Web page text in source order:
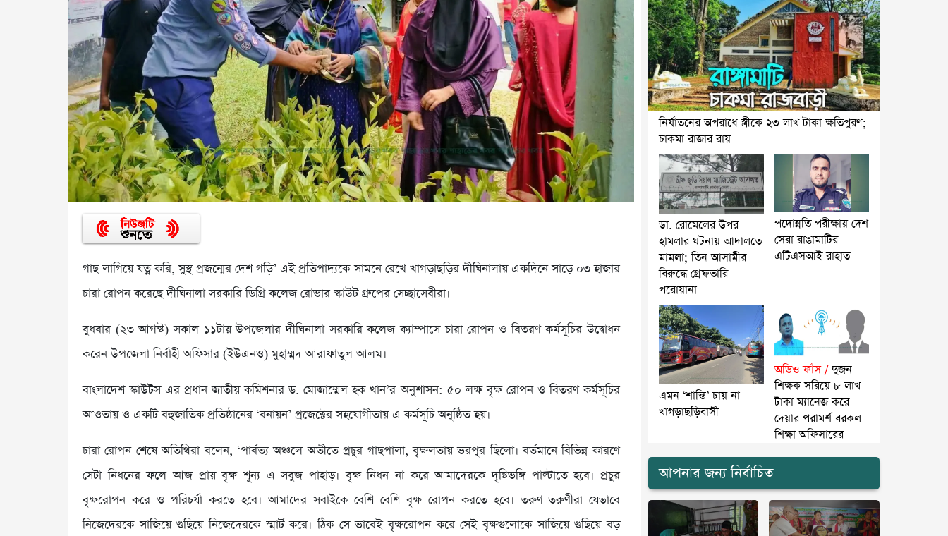
গাছ লাগিয়ে যত্ন করি, সুস্থ প্রজন্মের দেশ গড়ি’ এই প্রতিপাদ্যকে সামনে রেখে খাগড়াছড়ির দীঘিনালায় একদিনে সাড়ে ০৩ হাজার
চারা রোপন করেছে দীঘিনালা সরকারি ডিগ্রি কলেজ রোভার স্কাউট গ্রুপের সেচ্ছাসেবীরা।
বুধবার (২৩ আগস্ট) সকাল ১১টায় উপজেলার দীঘিনালা সরকারি কলেজ ক্যাম্পাসে চারা রোপন ও বিতরণ কর্মসূচির উদ্বোধন
করেন উপজেলা নির্বাহী অফিসার (ইউএনও) মুহাম্মদ আরাফাতুল আলম।
বাংলাদেশ স্কাউটস এর প্রধান জাতীয় কমিশনার ড. মোজাম্মেল হক খান’র অনুশাসন: ৫০ লক্ষ বৃক্ষ রোপন ও বিতরণ কর্মসূচির
আওতায় ও একটি বহুজাতিক প্রতিষ্ঠানের ‘বনায়ন’ প্রজেক্টের সহযোগীতায় এ কর্মসূচি অনুষ্ঠিত হয়।
চারা রোপন শেষে অতিথিরা বলেন, ‘পার্বত্য অঞ্চলে অতীতে প্রচুর গাছপালা, বৃক্ষলতায় ভরপুর ছিলো। বর্তমানে বিভিন্ন কারণে
সেটা নিধনের ফলে আজ প্রায় বৃক্ষ শূন্য এ সবুজ পাহাড়। বৃক্ষ নিধন না করে আমাদেরকে দৃষ্টিভঙ্গি পাল্টাতে হবে। প্রচুর
বৃক্ষরোপন করে ও পরিচর্যা করতে হবে। আমাদের সবাইকে বেশি বেশি বৃক্ষ রোপন করতে হবে। তরুণ-তরুণীরা যেভাবে
নিজেদেরকে সাজিয়ে গুছিয়ে নিজেদেরকে স্মার্ট করে। ঠিক সে ভাবেই বৃক্ষরোপন করে সেই বৃক্ষগুলোকে সাজিয়ে গুছিয়ে বড়
নির্যাতনের অপরাধে স্ত্রীকে ২৩ লাখ টাকা ক্ষতিপুরণ;
চাকমা রাজার রায়
ডা. রোমেলের উপর
হামলার ঘটনায় আদালতে
মামলা; তিন আসামীর
বিরুদ্ধে গ্রেফতারি
পরোয়ানা
পদোন্নতি পরীক্ষায় দেশ
সেরা রাঙামাটির
এটিএসআই রাহাত
এমন ‘শান্তি’ চায় না
খাগড়াছড়িবাসী
অডিও ফাঁস /দুজন
শিক্ষক সরিয়ে ৮ লাখ
টাকা ম্যানেজ করে
দেয়ার পরামর্শ বরকল
শিক্ষা অফিসারের
আপনার জন্য নির্বাচিত